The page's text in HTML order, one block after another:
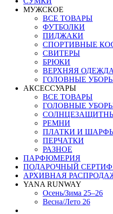
МУЖСКОЕ
ВСЕ ТОВАРЫ
ФУТБОЛКИ
ПИДЖАКИ
СПОРТИВНЫЕ
СВИТЕРЫ
БРЮКИ
ВЕРХНЯЯ ОДЕЖДА
ГОЛОВНЫЕ
АКСЕССУАРЫ
ВСЕ ТОВАРЫ
ГОЛОВНЫЕ
РЕМНИ
ПЛАТКИ И
ПЕРЧАТКИ
РАЗНОЕ
ПАРФЮМЕРИЯ
ПОДАРОЧНЫЙ
АРХИВНАЯ
YANA RUNWAY
Осень/Зима 25–26
Весна/Лето 26